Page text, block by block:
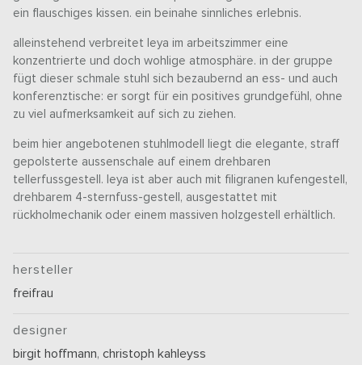
ein flauschiges kissen. ein beinahe sinnliches erlebnis.
alleinstehend verbreitet leya im arbeitszimmer eine
konzentrierte und doch wohlige atmosphäre. in der gruppe
fügt dieser schmale stuhl sich bezaubernd an ess- und auch
konferenztische: er sorgt für ein positives grundgefühl, ohne
zu viel aufmerksamkeit auf sich zu ziehen.
beim hier angebotenen stuhlmodell liegt die elegante, straff
gepolsterte aussenschale auf einem drehbaren
tellerfussgestell. leya ist aber auch mit filigranen kufengestell,
drehbarem 4-sternfuss-gestell, ausgestattet mit
rückholmechanik oder einem massiven holzgestell erhältlich.
hersteller
freifrau
designer
birgit hoffmann,christoph kahleyss